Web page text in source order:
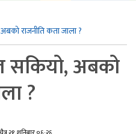
राजनीति कता जाला ?
अबको
?